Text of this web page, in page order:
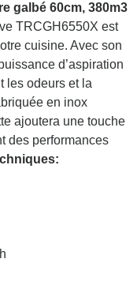
galbé 60cm, 380m3
TRCGH6550X est
cuisine. Avec son
d’aspiration
les odeurs et la
en inox
ajoutera une touche
des performances